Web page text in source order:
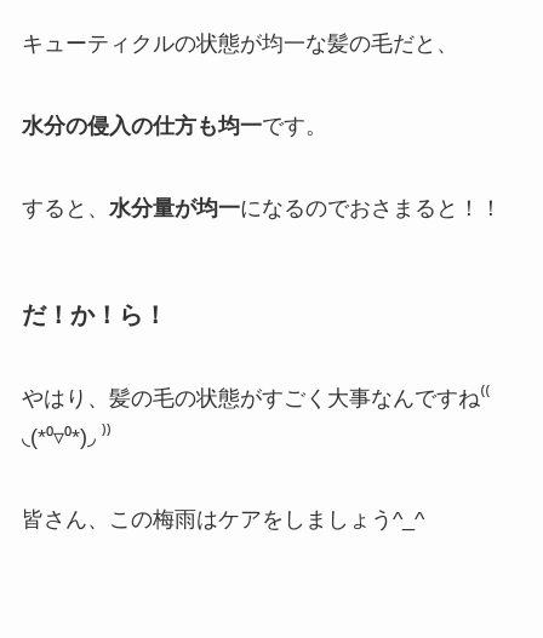
キューティクルの状態が均一な髪の毛だと、
水分の侵入の仕方も均一です。
すると、 水分量が均一になるのでおさまると！！
だ！か！ら！
やはり、髪の毛の状態がすごく大事なんですね⁽⁽
◟(*⁰▿⁰*)◞ ⁾⁾
皆さん、この梅雨はケアをしましょう^_^